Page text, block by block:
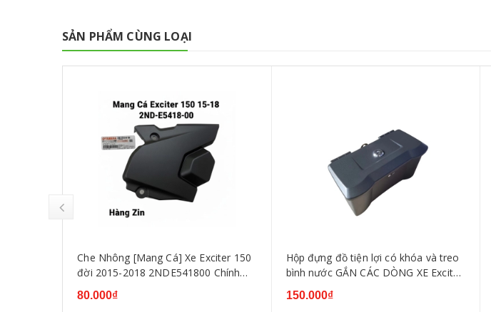
SẢN PHẨM CÙNG LOẠI
Che Nhông [Mang Cá] Xe Exciter 150
đời 2015-2018 2NDE541800 Chính
Hãng Yamaha
80.000₫
Hộp đựng đồ tiện lợi có khóa và treo
bình nước GẮN CÁC DÒNG XE Exciter
135 2011, Exciter 135 2010, Exciter
150,WINNER ,SIRIUS, WAVE...
150.000₫